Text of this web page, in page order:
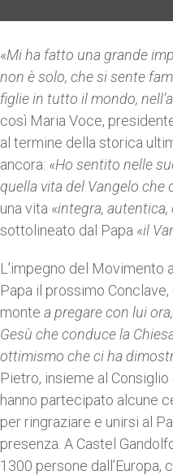
«Mi ha fatto una grande
non è solo, che si sente
figlie in tutto il mondo,
così Maria Voce,
al termine della storica
ancora: «Ho sentito nelle
quella vita del Vangelo che
una vita «integra, autentica,
sottolineato dal Papa «il
L’impegno del Movimento
Papa il prossimo Conclave,
monte a pregare con lui
Gesù che conduce la
ottimismo che ci ha
Pietro, insieme al
hanno partecipato alcune
per ringraziare e unirsi al
presenza. A Castel
1300 persone dall’Europa,